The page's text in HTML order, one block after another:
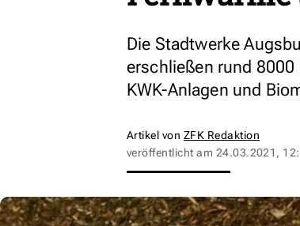
Die Stadtwerke
erschließen rund 8000
KWK-Anlagen und
Artikel von ZFK Redaktion
veröffentlicht am 24.03.2021,